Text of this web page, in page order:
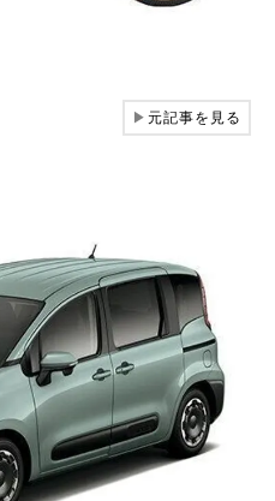
▶元記事を見る